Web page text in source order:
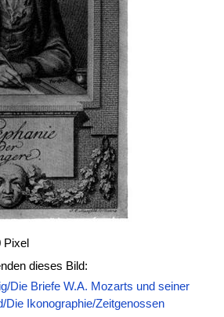
Pixel
dieses Bild:
Die Briefe W.A. Mozarts und seiner
Die Ikonographie/Zeitgenossen